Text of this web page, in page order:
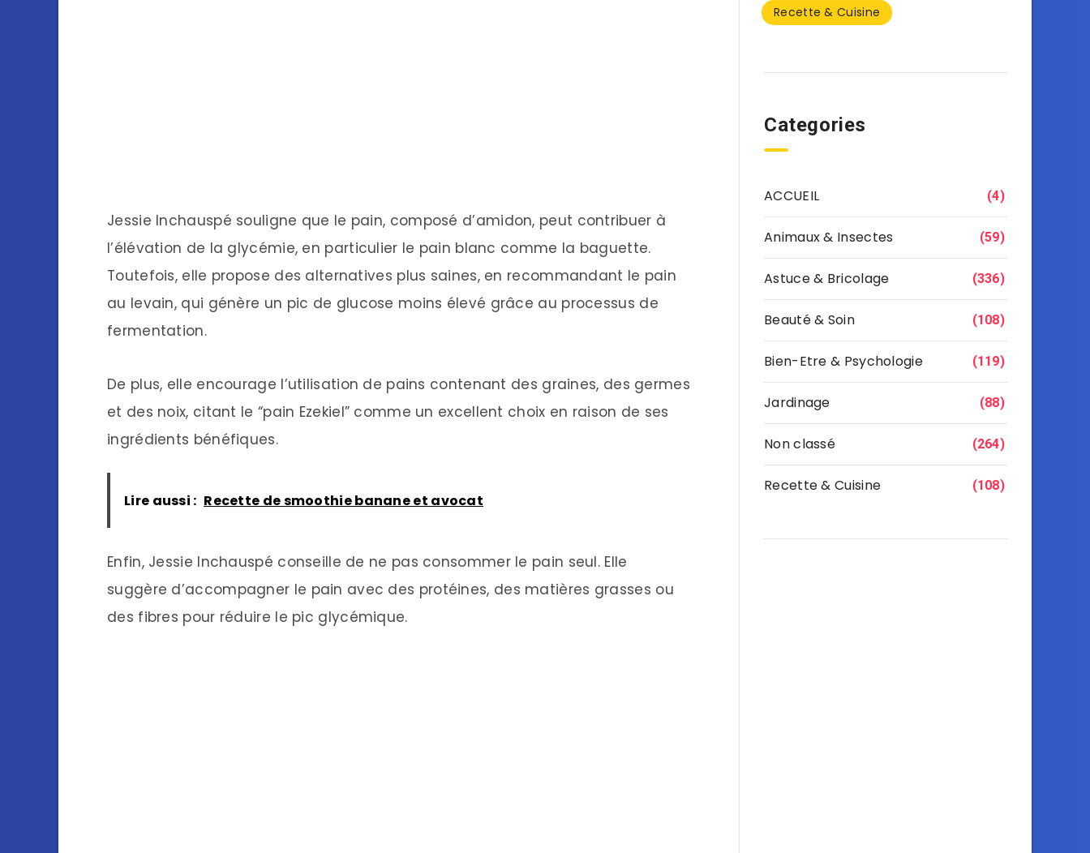
Jessie Inchauspé souligne que le pain, composé d’amidon, peut contribuer à
l’élévation de la glycémie, en particulier le pain blanc comme la baguette.
Toutefois, elle propose des alternatives plus saines, en recommandant le pain
au levain, qui génère un pic de glucose moins élevé grâce au processus de
fermentation.
De plus, elle encourage l’utilisation de pains contenant des graines, des germes
et des noix, citant le “pain Ezekiel” comme un excellent choix en raison de ses
ingrédients bénéfiques.
Lire aussi : Recette de smoothie banane et avocat
Enfin, Jessie Inchauspé conseille de ne pas consommer le pain seul. Elle
suggère d’accompagner le pain avec des protéines, des matières grasses ou
des fibres pour réduire le pic glycémique.
Recette & Cuisine
Categories
ACCUEIL (4)
Animaux & Insectes (59)
Astuce & Bricolage (336)
Beauté & Soin (108)
Bien-Etre & Psychologie (119)
Jardinage (88)
Non classé (264)
Recette & Cuisine (108)